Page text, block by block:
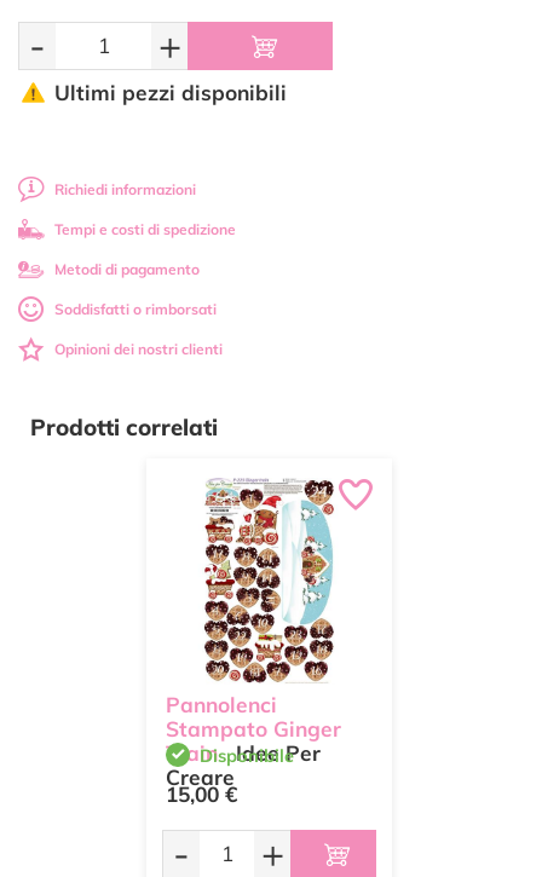
- +
Ultimi pezzi disponibili
Richiedi informazioni
Tempi e costi di spedizione
Metodi di pagamento
Soddisfatti o rimborsati
Opinioni dei nostri clienti
Prodotti correlati
Pannolenci
Stampato Ginger
Train Idee Per
Creare
Disponibile
15,00 €
- +